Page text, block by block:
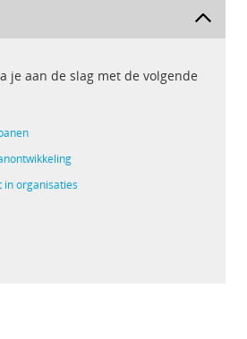
je aan de slag met de volgende
in organisaties